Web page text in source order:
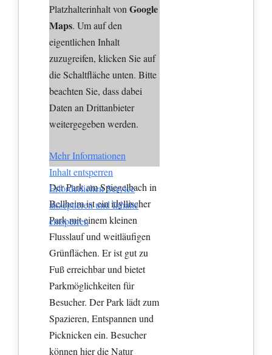
Platzhalterinhalt vonGoogle
Maps. Um auf den
eigentlichen Inhalt
zuzugreifen, klicken Sie auf
die Schaltfläche unten. Bitte
beachten Sie, dass dabei
Daten an Drittanbieter
weitergegeben werden.
Mehr Informationen
Inhalt entsperren
Erforderlichen Service
akzeptieren und Inhalte
entsperren
Der Park am Spiegelbach in
Bellheim ist ein idyllischer
Park mit einem kleinen
Flusslauf und weitläufigen
Grünflächen. Er ist gut zu
Fuß erreichbar und bietet
Parkmöglichkeiten für
Besucher. Der Park lädt zum
Spazieren, Entspannen und
Picknicken ein. Besucher
können hier die Natur